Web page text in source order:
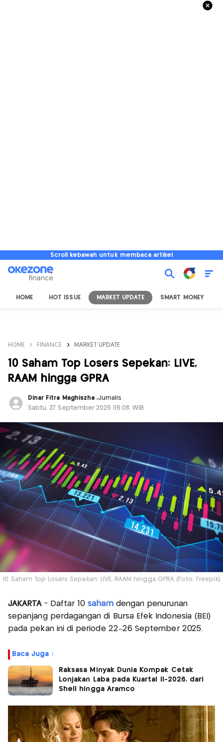
Scroll kebawah untuk membaca artikel
HOME HOT ISSUE MARKET UPDATE SMART MONEY
HOME FINANCE MARKET UPDATE
10 Saham Top Losers Sepekan: LIVE,
RAAM hingga GPRA
Dinar Fitra Maghiszha,Jurnalis
Sabtu, 27 September 2025 |15:08 WIB
10 Saham Top Losers Sepekan: LIVE, RAAM hingga GPRA (Foto: Freepik)
JAKARTA- Daftar 10sahamdengan penurunan
sepanjang perdagangan di Bursa Efek Indonesia (BEI)
pada pekan ini di periode 22–26 September 2025.
Baca Juga :
Raksasa Minyak Dunia Kompak Cetak
Lonjakan Laba pada Kuartal II-2026, dari
Shell hingga Aramco